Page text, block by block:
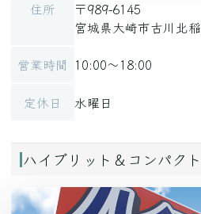
住所
〒989-6145
宮城県大崎市古川北
営業時間 10:00～18:00
定休日 水曜日
ハイブリット＆コンパク